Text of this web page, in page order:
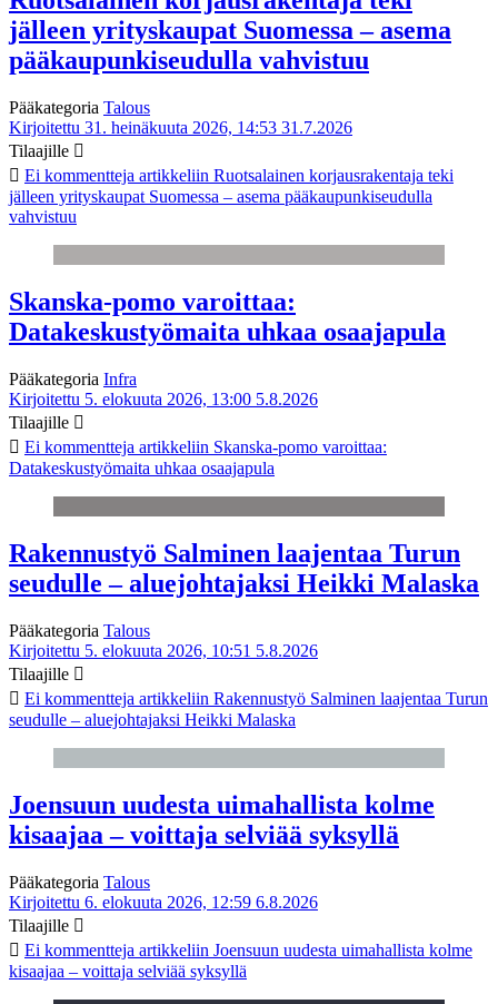
jälleen yrityskaupat Suomessa – asema
pääkaupunkiseudulla vahvistuu
Pääkategoria Talous
Kirjoitettu 31. heinäkuuta 2026, 14:53 31.7.2026
Tilaajille
Ei kommentteja artikkeliin Ruotsalainen korjausrakentaja teki
jälleen yrityskaupat Suomessa – asema pääkaupunkiseudulla
vahvistuu
Skanska-pomo varoittaa:
Datakeskustyömaita uhkaa osaajapula
Pääkategoria Infra
Kirjoitettu 5. elokuuta 2026, 13:00 5.8.2026
Tilaajille
Ei kommentteja artikkeliin Skanska-pomo varoittaa:
Datakeskustyömaita uhkaa osaajapula
Rakennustyö Salminen laajentaa Turun
seudulle – aluejohtajaksi Heikki Malaska
Pääkategoria Talous
Kirjoitettu 5. elokuuta 2026, 10:51 5.8.2026
Tilaajille
Ei kommentteja artikkeliin Rakennustyö Salminen laajentaa Turun
seudulle – aluejohtajaksi Heikki Malaska
Joensuun uudesta uimahallista kolme
kisaajaa – voittaja selviää syksyllä
Pääkategoria Talous
Kirjoitettu 6. elokuuta 2026, 12:59 6.8.2026
Tilaajille
Ei kommentteja artikkeliin Joensuun uudesta uimahallista kolme
kisaajaa – voittaja selviää syksyllä